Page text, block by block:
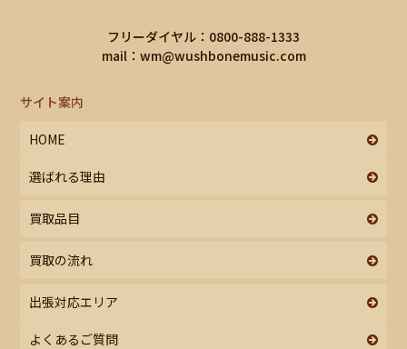
フリーダイヤル：0800-888-1333
mail： wm@wushbonemusic.com
サイト案内
HOME
選ばれる理由
買取品目
買取の流れ
出張対応エリア
よくあるご質問